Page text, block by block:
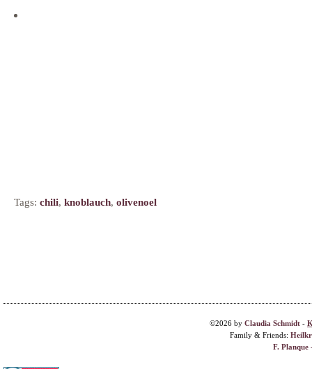
Tags: chili, knoblauch, olivenoel
©2026 by Claudia Schmidt -
Family & Friends:
F. Planque